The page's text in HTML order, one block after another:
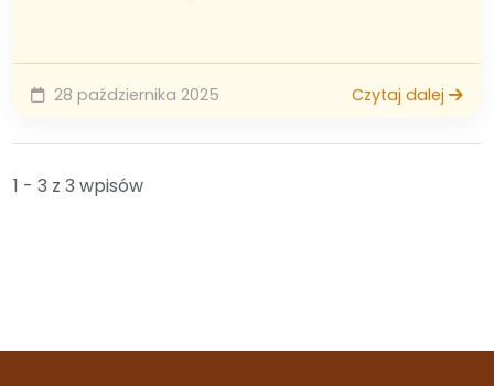
28 października 2025 Czytaj dalej
1 - 3 z 3 wpisów